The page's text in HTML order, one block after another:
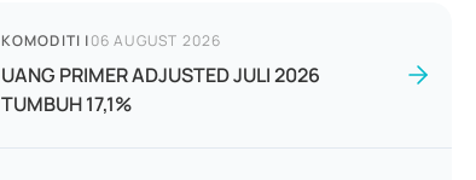
KOMODITI |06 AUGUST 2026
UANG PRIMER ADJUSTED JULI 2026
TUMBUH 17,1%